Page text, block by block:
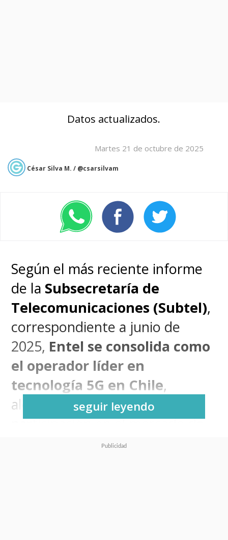
Datos actualizados.
Martes 21 de octubre de 2025
César Silva M. / @csarsilvam
Según el más reciente informe
de la Subsecretaría de
Telecomunicaciones (Subtel),
correspondiente a junio de
2025, Entel se consolida como
el operador líder en
tecnología 5G en Chile,
alcanzando un 40,7% de
participación en el mercado de
conexiones móviles de quinta
seguir leyendo